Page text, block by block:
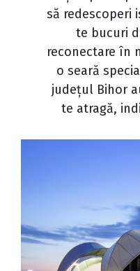
să redescoperi
te bucuri
reconectare în
o seară
județul Bihor
te atragă,